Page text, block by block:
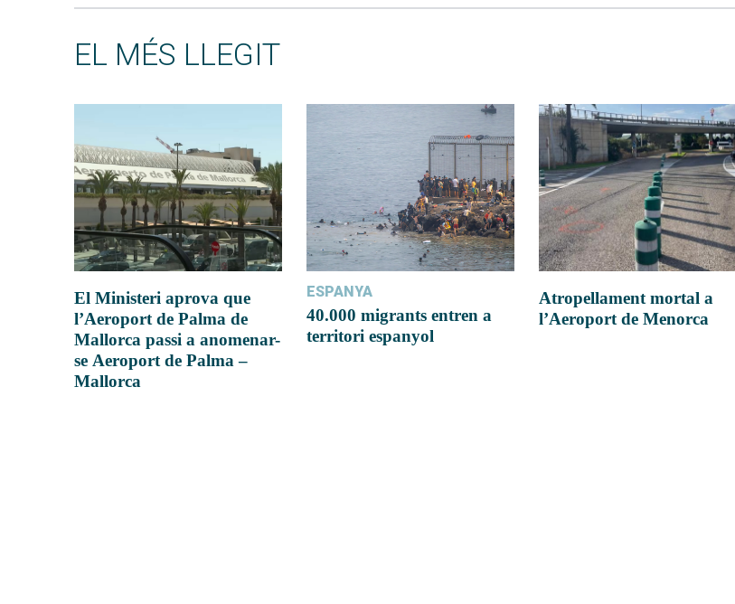
EL MÉS LLEGIT
El Ministeri aprova que
l’Aeroport de Palma de
Mallorca passi a anomenar-
se Aeroport de Palma –
Mallorca
ESPANYA
40.000 migrants entren a
territori espanyol
Atropellament mortal a
l’Aeroport de Menorca